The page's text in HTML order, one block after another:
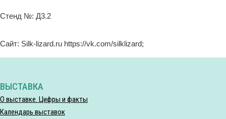
Стенд №: Д3.2
Сайт: Silk-lizard.ru https://vk.com/silklizard;
ВЫСТАВКА
О выставке. Цифры и факты
Календарь выставок